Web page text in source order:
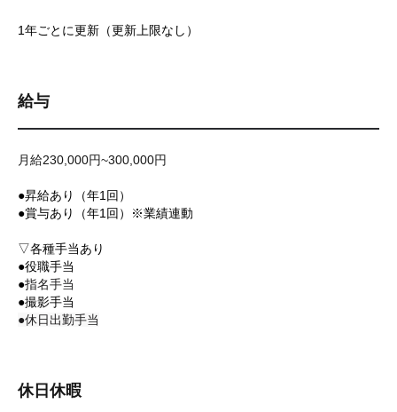
1年ごとに更新（更新上限なし）
給与
月給230,000円~300,000円
●昇給あり（年1回）
●賞与あり（年1回）※業績連動
▽各種手当あり
●役職手当
●指名手当
●撮影手当
●休日出勤手当
休日休暇